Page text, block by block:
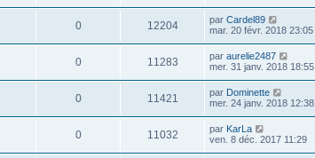
0 12204 par Cardel89
mar. 20 févr. 2018 23:05
0 11283 par aurelie2487
mer. 31 janv. 2018 18:55
0 11421 par Dominette
mer. 24 janv. 2018 12:38
0 11032 par KarLa
ven. 8 déc. 2017 11:29